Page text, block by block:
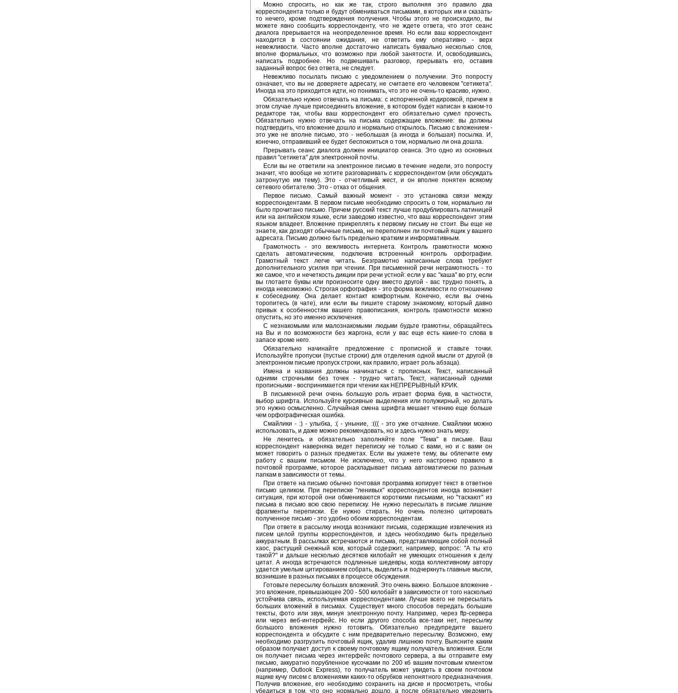
Можно спросить, но как же так, строго выполняя это правило два
корреспондента только и будут обмениваться письмами, в которых им и сказать-
то нечего, кроме подтверждения получения. Чтобы этого не происходило, вы
можете явно сообщить корреспонденту, что не ждете ответа, что этот сеанс
диалога прерывается на неопределенное время. Но если ваш корреспондент
находится в состоянии ожидания, не ответить ему оперативно - верх
невежливости. Часто вполне достаточно написать буквально несколько слов,
вполне формальных, что возможно при любой занятости. И, освободившись,
написать подробнее. Но подвешивать разговор, прерывать его, оставив
заданный вопрос без ответа, не следует.
Невежливо посылать письмо с уведомлением о получении. Это попросту
означает, что вы не доверяете адресату, не считаете его человеком "сетикета".
Иногда на это приходится идти, но понимать, что это не очень-то красиво, нужно.
Обязательно нужно отвечать на письма: с испорченной кодировкой, причем в
этом случае лучше присоединить вложение, в котором будет написан в каком-то
редакторе так, чтобы ваш корреспондент его обязательно сумел прочесть.
Обязательно нужно отвечать на письма содержащие вложение: вы должны
подтвердить, что вложение дошло и нормально открылось. Письмо с вложением -
это уже не вполне письмо, это - небольшая (а иногда и большая) посылка. И,
конечно, отправивший ее будет беспокоиться о том, нормально ли она дошла.
Прерывать сеанс диалога должен инициатор сеанса. Это одно из основных
правил "сетикета" для электронной почты.
Если вы не ответили на электронное письмо в течение недели, это попросту
значит, что вообще не хотите разговаривать с корреспондентом (или обсуждать
затронутую им тему). Это - отчетливый жест, и он вполне понятен всякому
сетевого обитателю. Это - отказ от общения.
Первое письмо. Самый важный момент - это установка связи между
корреспондентами. В первом письме необходимо спросить о том, нормально ли
было прочитано письмо. Причем русский текст лучше продублировать латиницей
или на английском языке, если заведомо известно, что ваш корреспондент этим
языком владеет. Вложение прикреплять к первому письму не стоит. Вы еще не
знаете, как доходят обычные письма, не переполнен ли почтовый ящик у вашего
адресата. Письмо должно быть предельно кратким и информативным.
Грамотность - это вежливость интернета. Контроль грамотности можно
сделать автоматическим, подключив встроенный контроль орфографии.
Грамотный текст легче читать. Безграмотно написанные слова требуют
дополнительного усилия при чтении. При письменной речи неграмотность - то
же самое, что и нечеткость дикции при речи устной: если у вас "каша" во рту, если
вы глотаете буквы или произносите одну вместо другой - вас трудно понять, а
иногда невозможно. Строгая орфография - это форма вежливости по отношению
к собеседнику. Она делает контакт комфортным. Конечно, если вы очень
торопитесь (в чате), или если вы пишите старому знакомому, который давно
привык к особенностям вашего правописания, контроль грамотности можно
опустить, но это именно исключения.
С незнакомыми или малознакомыми людьми будьте грамотны, обращайтесь
на Вы и по возможности без жаргона, если у вас еще есть какие-то слова в
запасе кроме него.
Обязательно начинайте предложение с прописной и ставьте точки.
Используйте пропуски (пустые строки) для отделения одной мысли от другой (в
электронном письме пропуск строки, как правило, играет роль абзаца).
Имена и названия должны начинаться с прописных. Текст, написанный
одними строчными без точек - трудно читать. Текст, написанный одними
прописными - воспринимается при чтении как НЕПРЕРЫВНЫЙ КРИК.
В письменной речи очень большую роль играет форма букв, в частности,
выбор шрифта. Используйте курсивные выделения или полужирный, но делать
это нужно осмысленно. Случайная смена шрифта мешает чтению еще больше
чем орфографическая ошибка.
Смайлики - :) - улыбка, :( - уныние, :((( - это уже отчаяние. Смайлики можно
использовать, и даже можно рекомендовать, но и здесь нужно знать меру.
Не ленитесь и обязательно заполняйте поле "Тема" в письме. Ваш
корреспондент наверняка ведет переписку не только с вами, но и с вами он
может говорить о разных предметах. Если вы укажете тему, вы облегчите ему
работу с вашим письмом. Не исключено, что у него настроено правило в
почтовой программе, которое раскладывает письма автоматически по разным
папкам в зависимости от темы.
При ответе на письмо обычно почтовая программа копирует текст в ответное
письмо целиком. При переписке "ленивых" корреспондентов иногда возникает
ситуация, при которой они обмениваются короткими письмами, но "таскают" из
письма в письмо всю свою переписку. Не нужно пересылать в письме лишние
фрагменты переписки. Ее нужно стирать. Но очень полезно цитировать
полученное письмо - это удобно обоим корреспондентам.
При ответе в рассылку иногда возникают письма, содержащие извлечения из
писем целой группы корреспондентов, и здесь необходимо быть предельно
аккуратным. В рассылках встречаются и письма, представляющие собой полный
хаос, растущий снежный ком, который содержит, например, вопрос: "А ты кто
такой?" и дальше несколько десятков килобайт не умеющих отношения к делу
цитат. А иногда встречаются подлинные шедевры, когда коллективному автору
удается умелым цитированием собрать, выделить и подчеркнуть главные мысли,
возникшие в разных письмах в процессе обсуждения.
Готовьте пересылку больших вложений. Это очень важно. Большое вложение -
это вложение, превышающее 200 - 500 килобайт в зависимости от того насколько
устойчива связь, используемая корреспондентами. Лучше всего не пересылать
больших вложений в письмах. Существует много способов передать большие
тексты, фото или звук, минуя электронную почту. Например, через ftp-сервера
или через веб-интерфейс. Но если другого способа все-таки нет, пересылку
большого вложения нужно готовить. Обязательно предупредите вашего
корреспондента и обсудите с ним предварительно пересылку. Возможно, ему
необходимо разгрузить почтовый ящик, удалив лишнюю почту. Выясните каким
образом получает доступ к своему почтовому ящику получатель вложения. Если
он получает письма через интерфейс почтового сервера, а вы отправите ему
письмо, аккуратно порубленное кусочками по 200 кб вашим почтовым клиентом
(например, Outlook Express), то получатель может увидеть в своем почтовом
ящике кучу писем с вложениями каких-то обрубков непонятного предназначения.
Получив вложение, его необходимо сохранить на диске и просмотреть, чтобы
убедиться в том, что оно нормально дошло, а после обязательно уведомить